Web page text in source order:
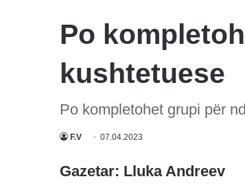
Po
kushtetuese
Po kompletohet grupi për
F.V 07.04.2023
Gazetar: Lluka Andreev